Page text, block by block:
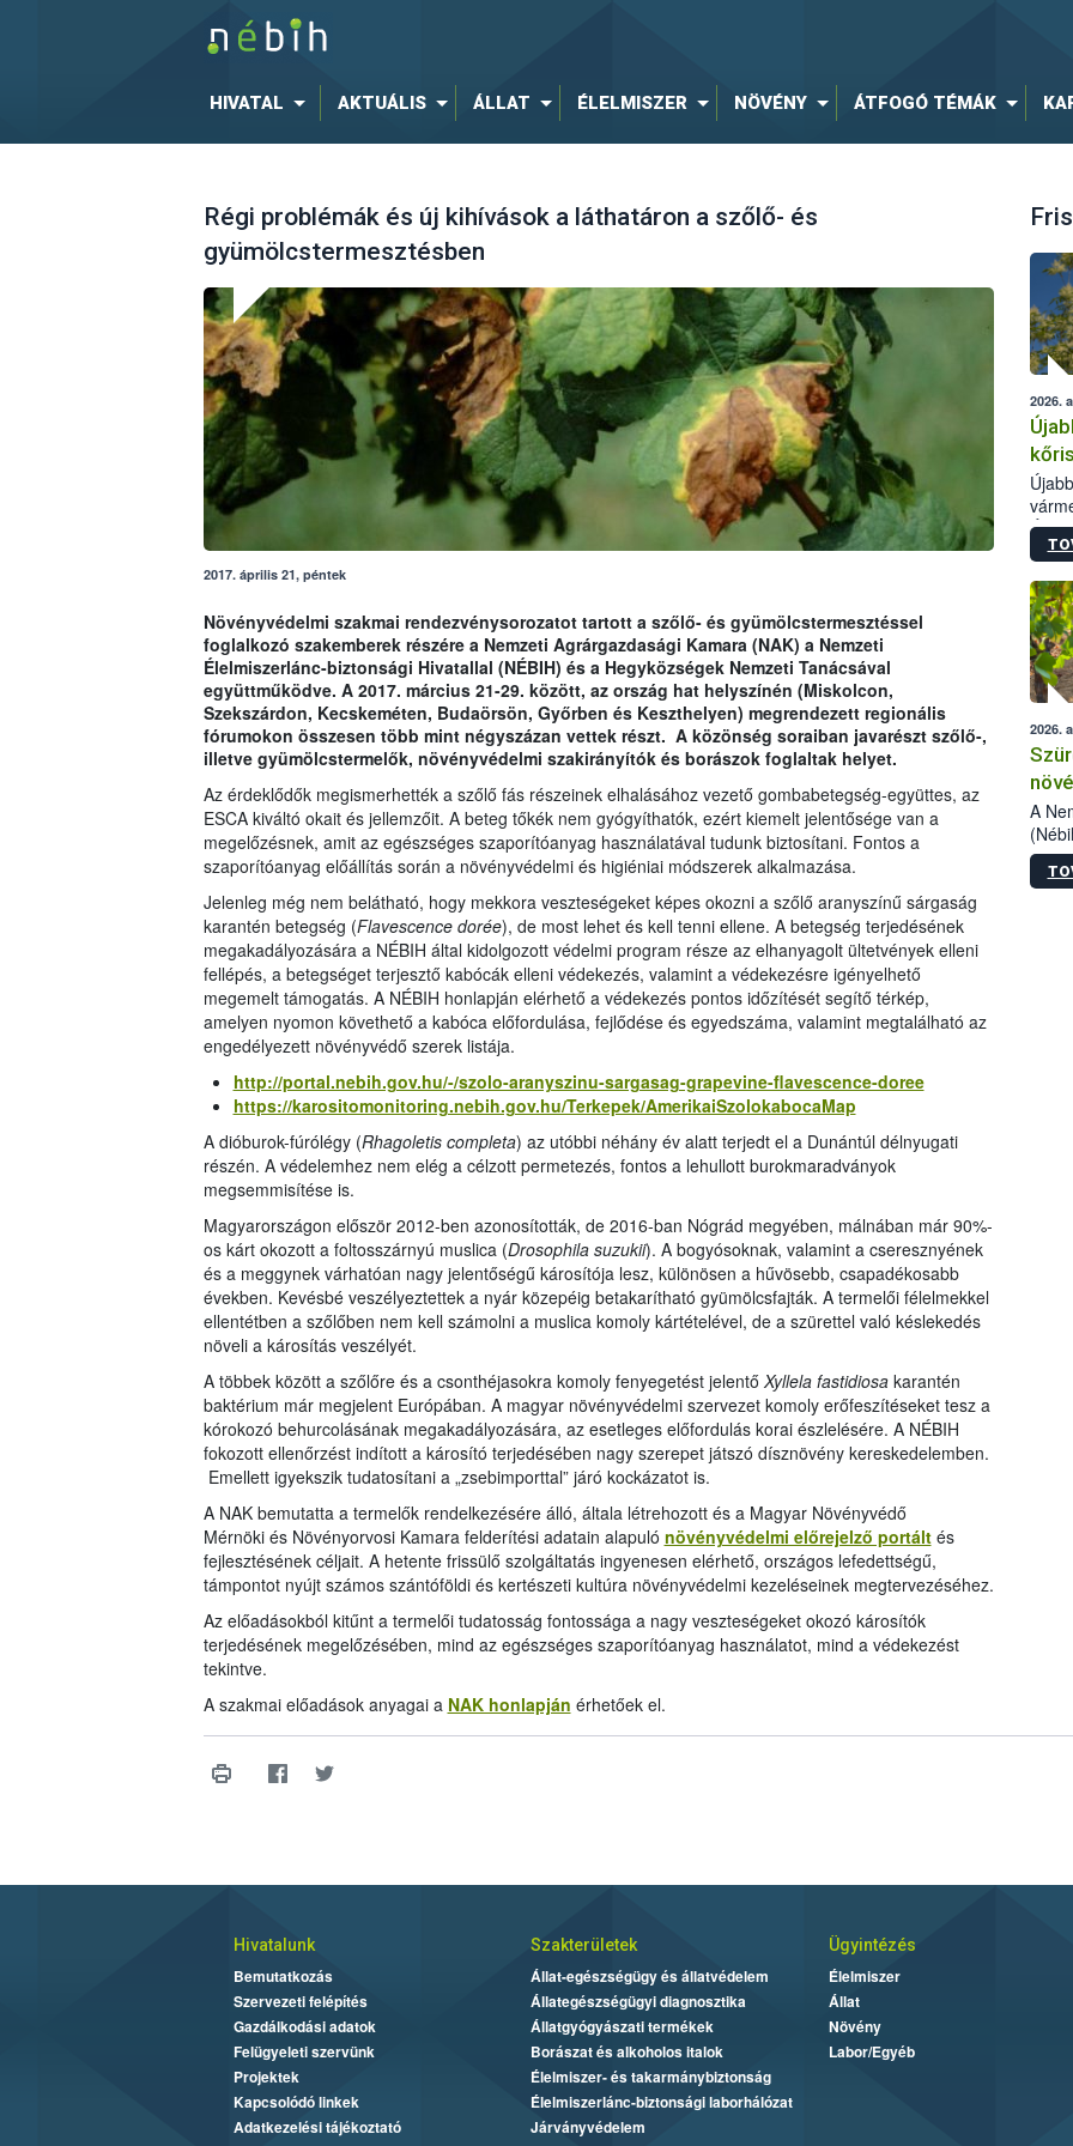
HIVATAL AKTUÁLIS ÁLLAT ÉLELMISZER NÖVÉNY ÁTFOGÓ TÉMÁK
Régi problémák és új kihívások a láthatáron a szőlő- és
gyümölcstermesztésben
2017. április 21, péntek
Növényvédelmi szakmai rendezvénysorozatot tartott a szőlő- és gyümölcstermesztéssel
foglalkozó szakemberek részére a Nemzeti Agrárgazdasági Kamara (NAK) a Nemzeti
Élelmiszerlánc-biztonsági Hivatallal (NÉBIH) és a Hegyközségek Nemzeti Tanácsával
együttműködve. A 2017. március 21-29. között, az ország hat helyszínén (Miskolcon,
Szekszárdon, Kecskeméten, Budaörsön, Győrben és Keszthelyen) megrendezett regionális
fórumokon összesen több mint négyszázan vettek részt. A közönség soraiban javarészt szőlő-,
illetve gyümölcstermelők, növényvédelmi szakirányítók és borászok foglaltak helyet.
Az érdeklődők megismerhették a szőlő fás részeinek elhalásához vezető gombabetegség-együttes, az
ESCA kiváltó okait és jellemzőit. A beteg tőkék nem gyógyíthatók, ezért kiemelt jelentősége van a
megelőzésnek, amit az egészséges szaporítóanyag használatával tudunk biztosítani. Fontos a
szaporítóanyag előállítás során a növényvédelmi és higiéniai módszerek alkalmazása.
Jelenleg még nem belátható, hogy mekkora veszteségeket képes okozni a szőlő aranyszínű sárgaság
karantén betegség (Flavescence dorée), de most lehet és kell tenni ellene. A betegség terjedésének
megakadályozására a NÉBIH által kidolgozott védelmi program része az elhanyagolt ültetvények elleni
fellépés, a betegséget terjesztő kabócák elleni védekezés, valamint a védekezésre igényelhető
megemelt támogatás. A NÉBIH honlapján elérhető a védekezés pontos időzítését segítő térkép,
amelyen nyomon követhető a kabóca előfordulása, fejlődése és egyedszáma, valamint megtalálható az
engedélyezett növényvédő szerek listája.
http://portal.nebih.gov.hu/-/szolo-aranyszinu-sargasag-grapevine-flavescence-doree
https://karositomonitoring.nebih.gov.hu/Terkepek/AmerikaiSzolokabocaMap
A dióburok-fúrólégy (Rhagoletis completa) az utóbbi néhány év alatt terjedt el a Dunántúl délnyugati
részén. A védelemhez nem elég a célzott permetezés, fontos a lehullott burokmaradványok
megsemmisítése is.
Magyarországon először 2012-ben azonosították, de 2016-ban Nógrád megyében, málnában már 90%-
os kárt okozott a foltosszárnyú muslica (Drosophila suzukii). A bogyósoknak, valamint a cseresznyének
és a meggynek várhatóan nagy jelentőségű károsítója lesz, különösen a hűvösebb, csapadékosabb
években. Kevésbé veszélyeztettek a nyár közepéig betakarítható gyümölcsfajták. A termelői félelmekkel
ellentétben a szőlőben nem kell számolni a muslica komoly kártételével, de a szürettel való késlekedés
növeli a károsítás veszélyét.
A többek között a szőlőre és a csonthéjasokra komoly fenyegetést jelentő Xyllela fastidiosakarantén
baktérium már megjelent Európában. A magyar növényvédelmi szervezet komoly erőfeszítéseket tesz a
kórokozó behurcolásának megakadályozására, az esetleges előfordulás korai észlelésére. A NÉBIH
fokozott ellenőrzést indított a károsító terjedésében nagy szerepet játszó dísznövény kereskedelemben.
Emellett igyekszik tudatosítani a „zsebimporttal” járó kockázatot is.
A NAK bemutatta a termelők rendelkezésére álló, általa létrehozott és a Magyar Növényvédő
Mérnöki és Növényorvosi Kamara felderítési adatain alapuló növényvédelmi előrejelző portáltés
fejlesztésének céljait. A hetente frissülő szolgáltatás ingyenesen elérhető, országos lefedettségű,
támpontot nyújt számos szántóföldi és kertészeti kultúra növényvédelmi kezeléseinek megtervezéséhez.
Az előadásokból kitűnt a termelői tudatosság fontossága a nagy veszteségeket okozó károsítók
terjedésének megelőzésében, mind az egészséges szaporítóanyag használatot, mind a védekezést
tekintve.
A szakmai előadások anyagai a NAK honlapján érhetőek el.
2026.
2026.
A
Hivatalunk
Bemutatkozás
Szervezeti felépítés
Gazdálkodási adatok
Felügyeleti szervünk
Projektek
Kapcsolódó linkek
Adatkezelési tájékoztató
Szakterületek
Állat-egészségügy és állatvédelem
Állategészségügyi diagnosztika
Állatgyógyászati termékek
Borászat és alkoholos italok
Élelmiszer- és takarmánybiztonság
Élelmiszerlánc-biztonsági laborhálózat
Járványvédelem
Ügyintézés
Élelmiszer
Állat
Növény
Labor/Egyéb